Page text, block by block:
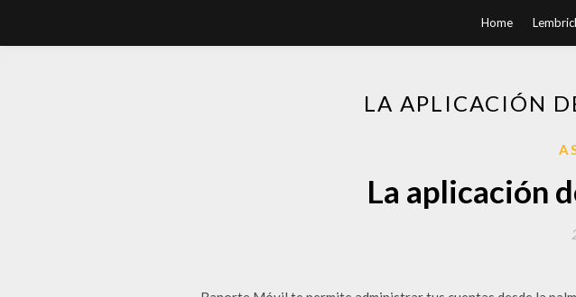
Home
LA APLICACIÓN
La aplicación